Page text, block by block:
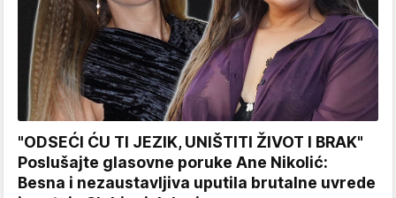
"ODSEĆI ĆU TI JEZIK, UNIŠTITI ŽIVOT I BRAK"
Poslušajte glasovne poruke Ane Nikolić:
Besna i nezaustavljiva uputila brutalne uvrede